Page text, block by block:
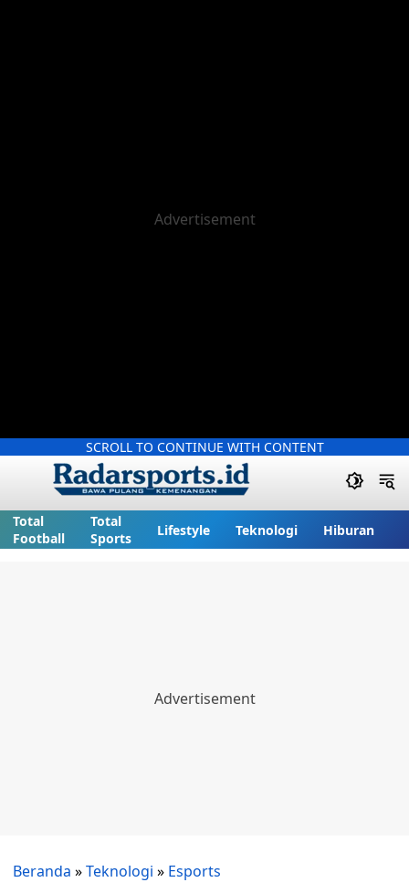
SCROLL TO CONTINUE WITH CONTENT
Total
Football
Total
Sports
Lifestyle Teknologi Hiburan
Beranda »Teknologi » Esports